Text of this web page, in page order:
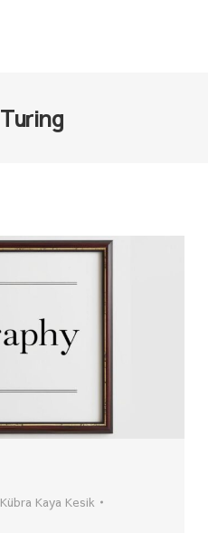
Kübra Kaya Kesik